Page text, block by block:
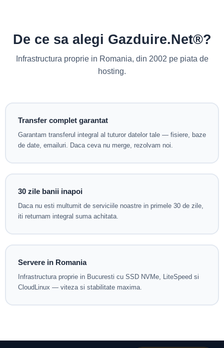
De ce sa alegi Gazduire.Net®?
Infrastructura proprie in Romania, din 2002 pe piata de
hosting.
Transfer complet garantat
Garantam transferul integral al tuturor datelor tale — fisiere, baze
de date, emailuri. Daca ceva nu merge, rezolvam noi.
30 zile banii inapoi
Daca nu esti multumit de serviciile noastre in primele 30 de zile,
iti returnam integral suma achitata.
Servere in Romania
Infrastructura proprie in Bucuresti cu SSD NVMe, LiteSpeed si
CloudLinux — viteza si stabilitate maxima.